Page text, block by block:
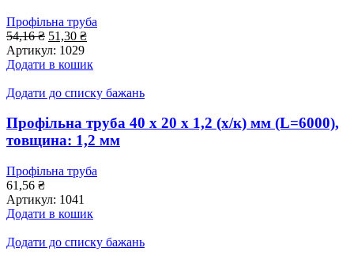
Профільна труба
54,16₴ Оригінальна
ціна:
54,16 ₴.
51,30 ₴Поточна
51,30 ₴.
Артикул: 1029
Додати в кошик
Додати до списку бажань
Профільна труба 40 x 20 x 1,2 (х/к) мм (L=6000),
товщина: 1,2 мм
Профільна труба
61,56 ₴
Артикул: 1041
Додати в кошик
Додати до списку бажань